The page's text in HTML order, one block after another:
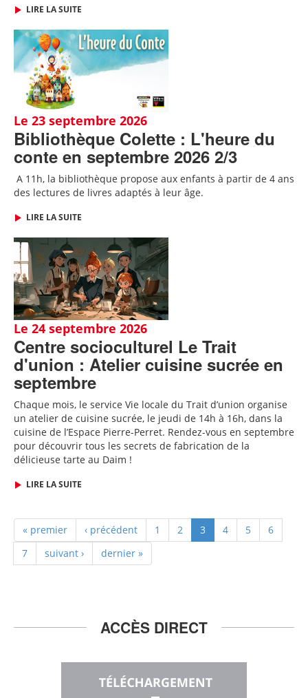
LIRE LA SUITE
Le 23 septembre 2026
Bibliothèque Colette : L'heure du
conte en septembre 2026 2/3
A 11h, la bibliothèque propose aux enfants à partir de 4 ans
des lectures de livres adaptés à leur âge.
LIRE LA SUITE
Le 24 septembre 2026
Centre socioculturel Le Trait
d'union : Atelier cuisine sucrée en
septembre
Chaque mois, le service Vie locale du Trait d’union organise
un atelier de cuisine sucrée, le jeudi de 14h à 16h, dans la
cuisine de l’Espace Pierre-Perret. Rendez-vous en septembre
pour découvrir tous les secrets de fabrication de la
délicieuse tarte au Daim !
LIRE LA SUITE
« premier ‹ précédent 1 2 3 4 5
6
7
suivant › dernier »
ACCÈS DIRECT